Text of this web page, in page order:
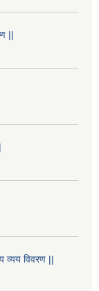
||
व्यय विवरण ||